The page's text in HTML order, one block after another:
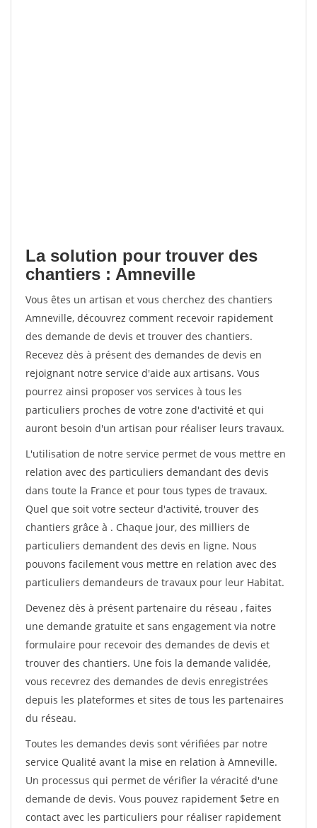
La solution pour trouver des
chantiers : Amneville
Vous êtes un artisan et vous cherchez des chantiers
Amneville, découvrez comment recevoir rapidement
des demande de devis et trouver des chantiers.
Recevez dès à présent des demandes de devis en
rejoignant notre service d'aide aux artisans. Vous
pourrez ainsi proposer vos services à tous les
particuliers proches de votre zone d'activité et qui
auront besoin d'un artisan pour réaliser leurs travaux.
L'utilisation de notre service permet de vous mettre en
relation avec des particuliers demandant des devis
dans toute la France et pour tous types de travaux.
Quel que soit votre secteur d'activité, trouver des
chantiers grâce à . Chaque jour, des milliers de
particuliers demandent des devis en ligne. Nous
pouvons facilement vous mettre en relation avec des
particuliers demandeurs de travaux pour leur Habitat.
Devenez dès à présent partenaire du réseau , faites
une demande gratuite et sans engagement via notre
formulaire pour recevoir des demandes de devis et
trouver des chantiers. Une fois la demande validée,
vous recevrez des demandes de devis enregistrées
depuis les plateformes et sites de tous les partenaires
du réseau.
Toutes les demandes devis sont vérifiées par notre
service Qualité avant la mise en relation à Amneville.
Un processus qui permet de vérifier la véracité d'une
demande de devis. Vous pouvez rapidement $etre en
contact avec les particuliers pour réaliser rapidement